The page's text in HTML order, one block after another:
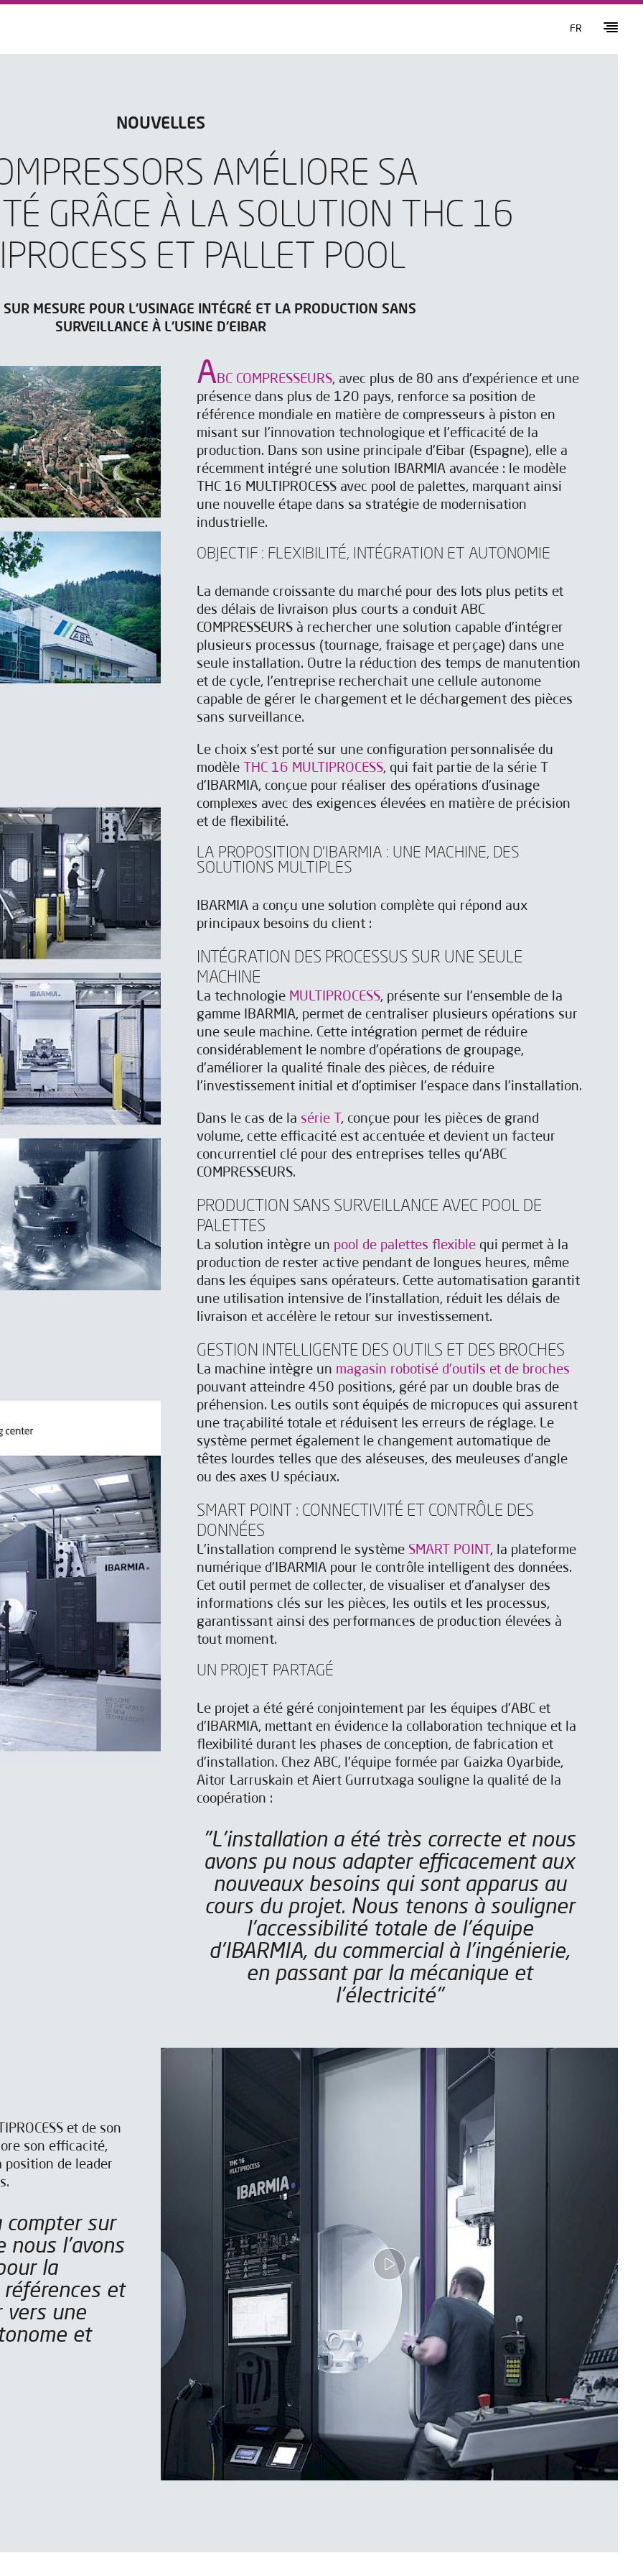
FR
NOUVELLES
AMÉLIORE SA
GRÂCE À LA SOLUTION THC 16
ET PALLET POOL
MESURE POUR L'USINAGE INTÉGRÉ ET LA PRODUCTION SANS
SURVEILLANCE À L'USINE D'EIBAR
ABC COMPRESSEURS, avec plus de 80 ans d'expérience et une
présence dans plus de 120 pays, renforce sa position de
référence mondiale en matière de compresseurs à piston en
misant sur l'innovation technologique et l'efficacité de la
production. Dans son usine principale d'Eibar (Espagne), elle a
récemment intégré une solution IBARMIA avancée : le modèle
THC 16 MULTIPROCESS avec pool de palettes, marquant ainsi
une nouvelle étape dans sa stratégie de modernisation
industrielle.
OBJECTIF : FLEXIBILITÉ, INTÉGRATION ET AUTONOMIE
La demande croissante du marché pour des lots plus petits et
des délais de livraison plus courts a conduit ABC
COMPRESSEURS à rechercher une solution capable d'intégrer
plusieurs processus (tournage, fraisage et perçage) dans une
seule installation. Outre la réduction des temps de manutention
et de cycle, l'entreprise recherchait une cellule autonome
capable de gérer le chargement et le déchargement des pièces
sans surveillance.
Le choix s'est porté sur une configuration personnalisée du
modèle
THC 16 MULTIPROCESS, qui fait partie de la série T
d'IBARMIA, conçue pour réaliser des opérations d'usinage
complexes avec des exigences élevées en matière de précision
et de flexibilité.
LA PROPOSITION D'IBARMIA : UNE MACHINE, DES
SOLUTIONS MULTIPLES
IBARMIA a conçu une solution complète qui répond aux
principaux besoins du client :
INTÉGRATION DES PROCESSUS SUR UNE SEULE
MACHINE
La technologie MULTIPROCESS, présente sur l'ensemble de la
gamme IBARMIA, permet de centraliser plusieurs opérations sur
une seule machine. Cette intégration permet de réduire
considérablement le nombre d'opérations de groupage,
d'améliorer la qualité finale des pièces, de réduire
l'investissement initial et d'optimiser l'espace dans l'installation.
Dans le cas de la série T , conçue pour les pièces de grand
volume, cette efficacité est accentuée et devient un facteur
concurrentiel clé pour des entreprises telles qu'ABC
COMPRESSEURS.
PRODUCTION SANS SURVEILLANCE AVEC POOL DE
PALETTES
La solution intègre un pool de palettes flexible qui permet à la
production de rester active pendant de longues heures, même
dans les équipes sans opérateurs. Cette automatisation garantit
une utilisation intensive de l'installation, réduit les délais de
livraison et accélère le retour sur investissement.
GESTION INTELLIGENTE DES OUTILS ET DES BROCHES
La machine intègre un magasin robotisé d'outils et de broches
pouvant atteindre 450 positions, géré par un double bras de
préhension. Les outils sont équipés de micropuces qui assurent
une traçabilité totale et réduisent les erreurs de réglage. Le
système permet également le changement automatique de
têtes lourdes telles que des aléseuses, des meuleuses d'angle
ou des axes U spéciaux.
SMART POINT : CONNECTIVITÉ ET CONTRÔLE DES
DONNÉES
L'installation comprend le système SMART POINT , la plateforme
numérique d'IBARMIA pour le contrôle intelligent des données.
Cet outil permet de collecter, de visualiser et d'analyser des
informations clés sur les pièces, les outils et les processus,
garantissant ainsi des performances de production élevées à
tout moment.
UN PROJET PARTAGÉ
Le projet a été géré conjointement par les équipes d'ABC et
d'IBARMIA, mettant en évidence la collaboration technique et la
flexibilité durant les phases de conception, de fabrication et
d'installation. Chez ABC, l'équipe formée par Gaizka Oyarbide,
Aitor Larruskain et Aiert Gurrutxaga souligne la qualité de la
coopération :
"L'installation a été très correcte et nous
avons pu nous adapter efficacement aux
nouveaux besoins qui sont apparus au
cours du projet. Nous tenons à souligner
l'accessibilité totale de l'équipe
d'IBARMIA, du commercial à l'ingénierie,
en passant par la mécanique et
l'électricité"
et de son
son efficacité,
position de leader
nous l'avons
la
et
vers une
et
vous souhaitez améliorer la
productivité et la sécurité de
vos processus d'usinage ?
IBARMIA pour découvrir comment nos solutions peuvent
transformer votre production.
Vous souhaitez améliorer la
productivité et la sécurité de
vos processus d'usinage ?
IBARMIA pour découvrir comment nos solutions peuvent
transformer votre production.